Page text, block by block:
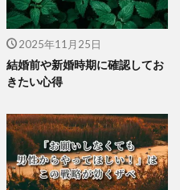
2025年11月25日
結婚前や新婚時期に確認してお
きたい心得